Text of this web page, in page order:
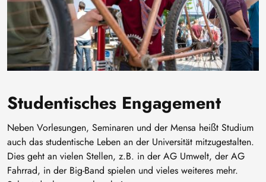
Studentisches Engagement
Neben Vorlesungen, Seminaren und der Mensa heißt Studium
auch das studentische Leben an der Universität mitzugestalten.
Dies geht an vielen Stellen, z.B. in der AG Umwelt, der AG
Fahrrad, in der Big-Band spielen und vieles weiteres mehr.